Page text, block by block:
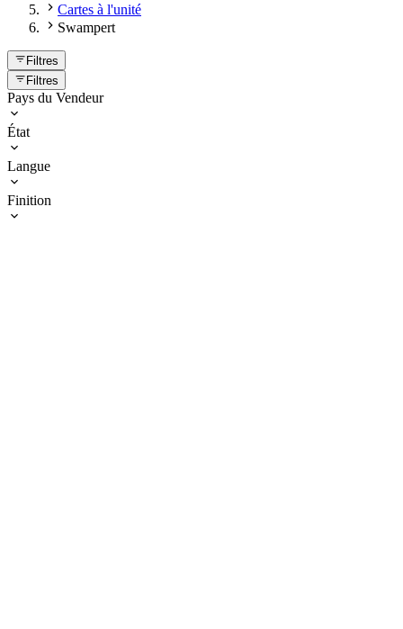
Cartes à l'unité
Swampert
Filtres
Filtres
Pays du Vendeur
État
Langue
Finition